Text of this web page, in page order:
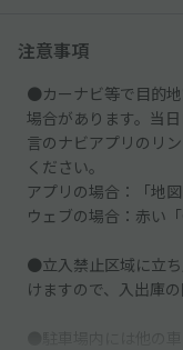
注意事項
●カーナビ等で目的
場合があります。当
言のナビアプリのリ
ください。
アプリの場合：「地
ウェブの場合：赤い
●立入禁止区域に立
けますので、入出庫